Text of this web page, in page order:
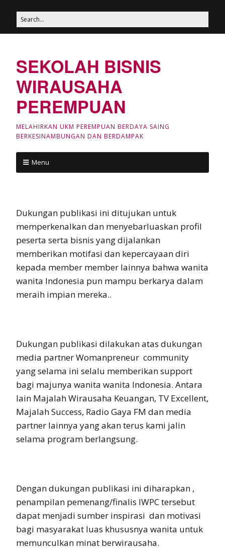
SEKOLAH BISNIS
WIRAUSAHA
PEREMPUAN
MELAHIRKAN UKM PEREMPUAN BERDAYA SAING
BERKESINAMBUNGAN DAN BERDAMPAK
Menu
Dukungan publikasi ini ditujukan untuk
memperkenalkan dan menyebarluaskan profil
peserta serta bisnis yang dijalankan
memberikan motifasi dan kepercayaan diri
kepada member member lainnya bahwa wanita
wanita Indonesia pun mampu berkarya dalam
meraih impian mereka..
Dukungan publikasi dilakukan atas dukungan
media partner Womanpreneur community
yang selama ini selalu memberikan support
bagi majunya wanita wanita Indonesia. Antara
lain Majalah Wirausaha Keuangan, TV Excellent,
Majalah Success, Radio Gaya FM dan media
partner lainnya yang akan terus kami jalin
selama program berlangsung.
Dengan dukungan publikasi ini diharapkan ,
penampilan pemenang/finalis IWPC tersebut
dapat menjadi sumber inspirasi dan motivasi
bagi masyarakat luas khususnya wanita untuk
memunculkan minat berwirausaha.